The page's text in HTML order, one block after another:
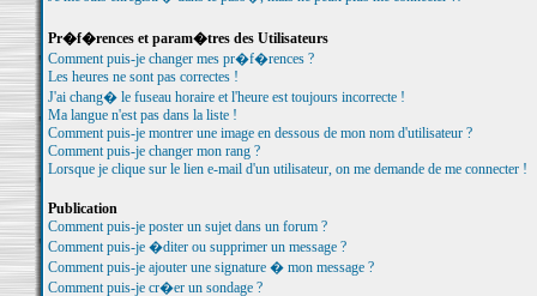
Pr�f�rences et param�tres des Utilisateurs
Comment puis-je changer mes pr�f�rences ?
Les heures ne sont pas correctes !
J'ai chang� le fuseau horaire et l'heure est toujours incorrecte !
Ma langue n'est pas dans la liste !
Comment puis-je montrer une image en dessous de mon nom d'utilisateur ?
Comment puis-je changer mon rang ?
Lorsque je clique sur le lien e-mail d'un utilisateur, on me demande de me connecter !
Publication
Comment puis-je poster un sujet dans un forum ?
Comment puis-je �diter ou supprimer un message ?
Comment puis-je ajouter une signature � mon message ?
Comment puis-je cr�er un sondage ?